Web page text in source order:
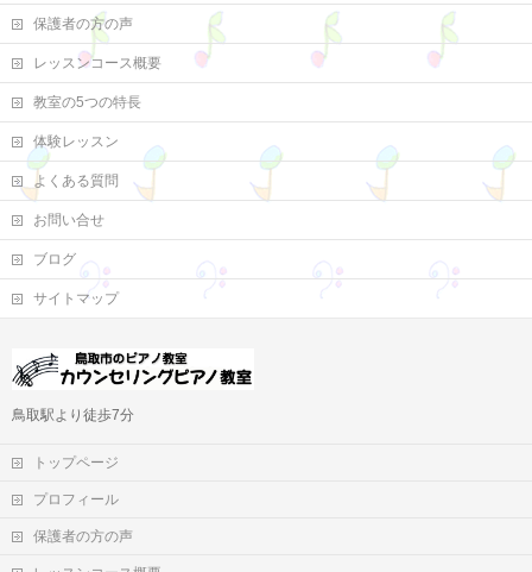
保護者の方の声
レッスンコース概要
教室の5つの特長
体験レッスン
よくある質問
お問い合せ
ブログ
サイトマップ
鳥取駅より徒歩7分
トップページ
プロフィール
保護者の方の声